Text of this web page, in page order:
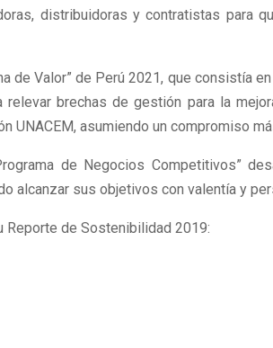
distribuidoras y contratistas para
de Valor” de Perú 2021, que consistía
brechas de gestión para la
UNACEM, asumiendo un compromiso
de Negocios Competitivos”
alcanzar sus objetivos con valentía y
Reporte de Sostenibilidad 2019: